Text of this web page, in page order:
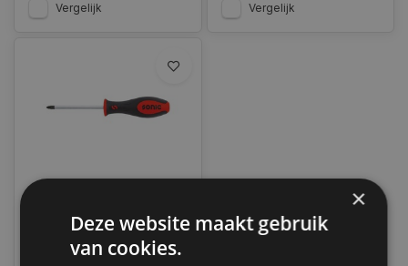
Vergelijk Vergelijk
Schroevendraaier PZ.1 |
×
Deze website maakt gebruik
van cookies.